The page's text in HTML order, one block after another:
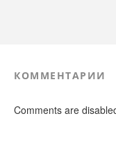
КОММЕНТАРИИ
Comments are